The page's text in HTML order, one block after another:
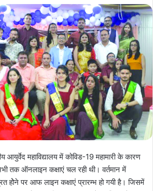
महाविद्यालय में कोविड-19 महामारी के कारण
तक ऑनलाइन कक्षाएं चल रही थी। वर्तमान में
होेने पर आफ लाइन कक्षाएं प्रारम्भ हो गयी है। जिसमें